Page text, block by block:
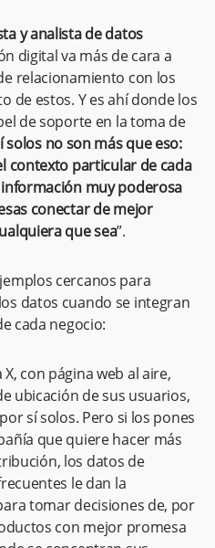
y analista de datos
digital va más de cara a
relacionamiento con los
de estos. Y es ahí donde los
de soporte en la toma de
solos no son más que eso:
contexto particular de cada
muy poderosa
conectar de mejor
que sea”.
cercanos para
datos cuando se integran
cada negocio:
con página web al aire,
ubicación de sus usuarios,
sí solos. Pero si los pones
que quiere hacer más
los datos de
le dan la
tomar decisiones de, por
con mejor promesa